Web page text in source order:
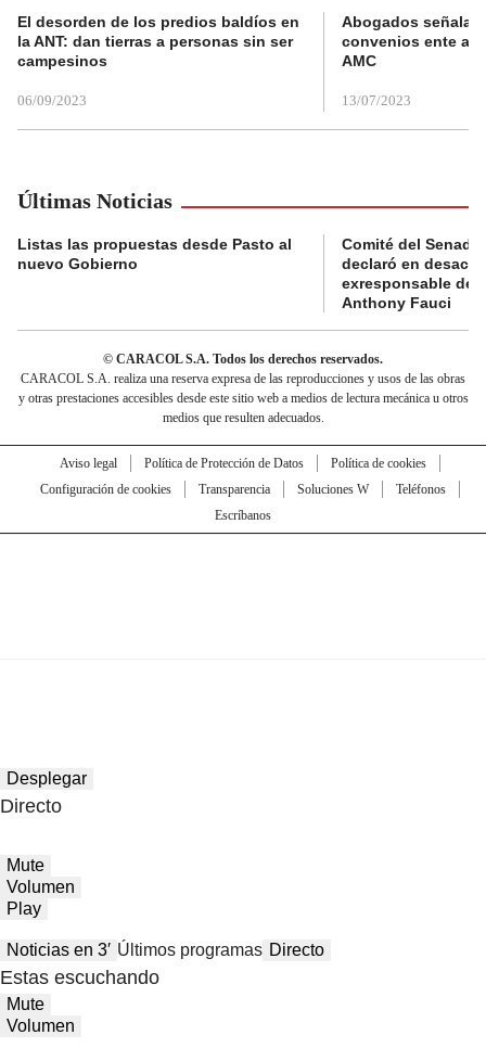
El desorden de los predios baldíos en
la ANT: dan tierras a personas sin ser
campesinos
06/09/2023
Abogados
convenios ente
AMC
13/07/2023
Últimas Noticias
Listas las propuestas desde Pasto al
nuevo Gobierno
Comité del Senado
declaró en
exresponsable de
Anthony Fauci
© CARACOL S.A. Todos los derechos reservados.
CARACOL S.A. realiza una reserva expresa de las reproducciones y usos de las obras
y otras prestaciones accesibles desde este sitio web a medios de lectura mecánica u otros
medios que resulten adecuados.
Aviso legal Política de Protección de Datos
Política de cookies
Configuración de cookies
Transparencia Soluciones W
Teléfonos
Escríbanos
Desplegar
Directo
Mute
Volumen
Play
Noticias en 3′ Últimos programas Directo
Estas escuchando
Mute
Volumen